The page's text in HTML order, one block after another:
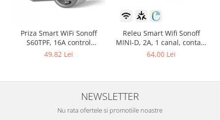
Priza Smart WiFi Sonoff
S60TPF, 16A control
Smartphone
49,82 Lei
Releu Smart Wifi Sonoff
MINI-D, 2A, 1 canal, contact
uscat AC-DC, Matter
64,00 Lei
NEWSLETTER
Nu rata ofertele si promotiile noastre